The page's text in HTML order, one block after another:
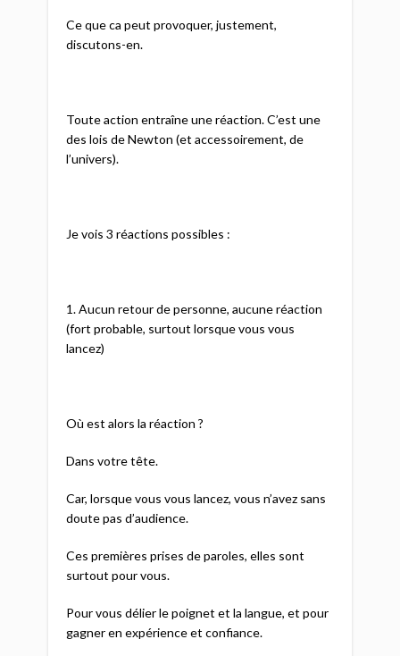
Ce que ca peut provoquer, justement,
discutons-en.
Toute action entraîne une réaction. C’est une
des lois de Newton (et accessoirement, de
l’univers).
Je vois 3 réactions possibles :
1. Aucun retour de personne, aucune réaction
(fort probable, surtout lorsque vous vous
lancez)
Où est alors la réaction ?
Dans votre tête.
Car, lorsque vous vous lancez, vous n’avez sans
doute pas d’audience.
Ces premières prises de paroles, elles sont
surtout pour vous.
Pour vous délier le poignet et la langue, et pour
gagner en expérience et confiance.